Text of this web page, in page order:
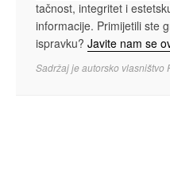
tačnost, integritet i
informacije. Primijetili ste
ispravku? Javite nam se
Sadržaj je autorsko vlasništvo